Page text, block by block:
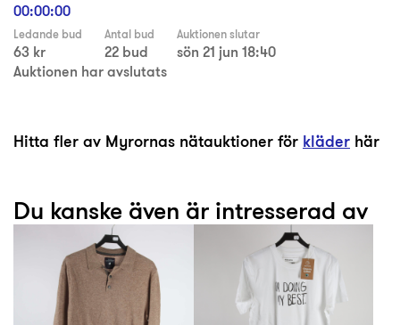
00:00:00
Ledande bud
63 kr
Antal bud
22 bud
Auktionen slutar
sön 21 jun 18:40
Auktionen har avslutats
Hitta fler av Myrornas nätauktioner för kläder här
Du kanske även är intresserad av